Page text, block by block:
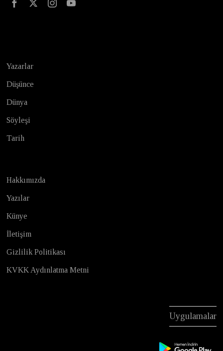
Yazarlar
Düşünce
Dünya
Söyleşi
Tarih
Hakkımızda
Yazılar
Künye
İletişim
Gizlilik Politikası
KVKK Aydınlatma Metni
Uygulamalar